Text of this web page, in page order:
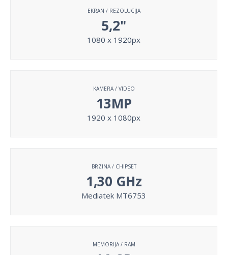
EKRAN / REZOLUCIJA
5,2"
1080 x 1920px
KAMERA / VIDEO
13MP
1920 x 1080px
BRZINA / CHIPSET
1,30 GHz
Mediatek MT6753
MEMORIJA / RAM